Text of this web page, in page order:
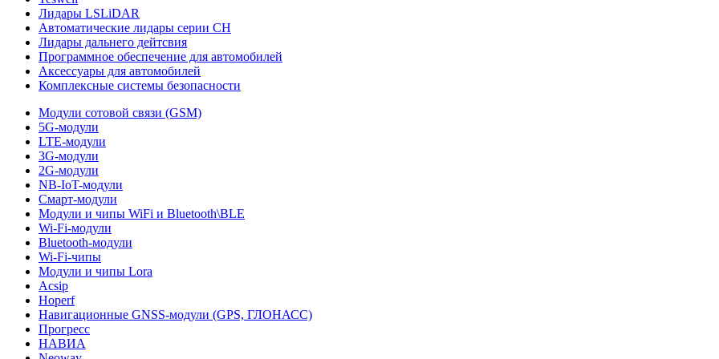
Лидары LSLiDAR
Автоматические лидары серии CH
Лидары дальнего дейтсвия
Программное обеспечение для автомобилей
Аксессуары для автомобилей
Комплексные системы безопасности
Модули сотовой связи (GSM)
5G-модули
LTE-модули
3G-модули
2G-модули
NB-IoT-модули
Смарт-модули
Модули и чипы WiFi и Bluetooth\BLE
Wi-Fi-модули
Bluetooth-модули
Wi-Fi-чипы
Модули и чипы Lora
Acsip
Hoperf
Навигационные GNSS-модули (GPS, ГЛОНАСС)
Прогресс
НАВИА